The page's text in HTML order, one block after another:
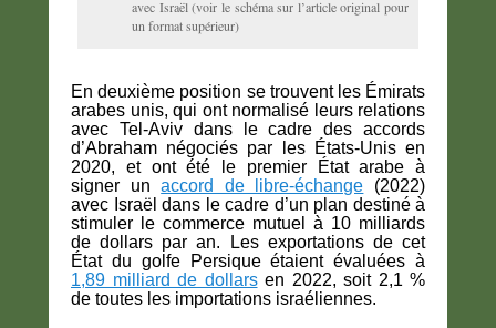
avec Israël (voir le schéma sur l’article original pour
un format supérieur)
En deuxième position se trouvent les Émirats
arabes unis, qui ont normalisé leurs relations
avec Tel-Aviv dans le cadre des accords
d’Abraham négociés par les États-Unis en
2020, et ont été le premier État arabe à
signer unaccord de libre-échange (2022)
avec Israël dans le cadre d’un plan destiné à
stimuler le commerce mutuel à 10 milliards
de dollars par an. Les exportations de cet
État du golfe Persique étaient évaluées à
1,89 milliard de dollarsen 2022, soit 2,1 %
de toutes les importations israéliennes.